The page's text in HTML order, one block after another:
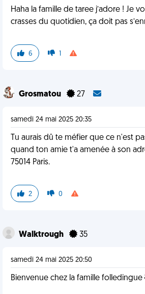
Haha la famille de taree j’adore ! Je
crasses du quotidien, ça doit pas
6 1
Grosmatou 27
samedi 24 mai 2025 20:35
Tu aurais dû te méfier que ce n'est
quand ton amie t'a amenée à son
75014 Paris.
2 0
Walktrough 35
samedi 24 mai 2025 20:50
Bienvenue chez la famille folledingue